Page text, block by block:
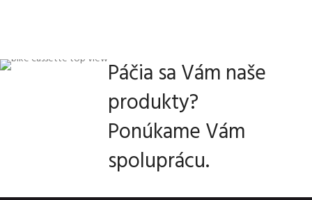
Páčia sa Vám naše
produkty?
Ponúkame Vám
spoluprácu.